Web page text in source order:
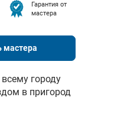
Гарантия от
мастера
мастера
городу
в пригород